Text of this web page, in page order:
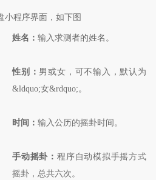
小程序界面，如下图
姓名： 输入求测者的姓名。
性别： 男或女，可不输入，默认为
&ldquo;女&rdquo;。
时间： 输入公历的摇卦时间。
手动摇卦： 程序自动模拟手摇方式
摇卦，总共六次。